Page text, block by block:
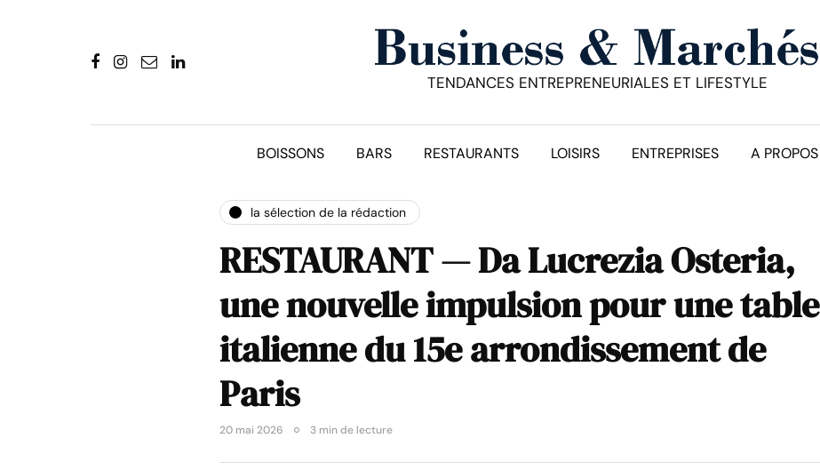
TENDANCES ENTREPRENEURIALES ET LIFESTYLE
BOISSONS BARS RESTAURANTS LOISIRS ENTREPRISES A PROPOS
la sélection de la rédaction
RESTAURANT — Da Lucrezia Osteria,
une nouvelle impulsion pour une table
italienne du 15e arrondissement de
Paris
20 mai 2026 3 min de lecture